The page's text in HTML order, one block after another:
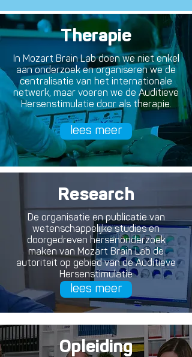
OverMBL
In Mozart Brain Lab (MBL) werken we met de
Auditieve Hersenstimulatie volgens de
principes van Professor Alfred Tomatis. MBL
organiseert opleidingen voor therapeuten en
zorgt voor de ontwikkeling en verkoop van de
gespecialiseerde apparatuur. Het instituut is
verantwoordelijk voor het internationale
netwerk, studies over de methode en
van QEEG’s, (Brain Mappings)
lees meer
Therapie
In Mozart Brain Lab doen we niet enkel
aan onderzoek en organiseren we de
centralisatie van het internationale
netwerk, maar voeren we de Auditieve
Hersenstimulatie door als therapie.
lees meer
Research
De organisatie en publicatie van
wetenschappelijke studies en
doorgedreven hersenonderzoek
maken van Mozart Brain Lab de
autoriteit op gebied van de Auditieve
Hersenstimulatie
lees meer
Opleiding